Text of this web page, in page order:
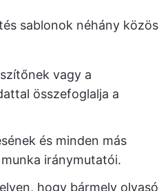
sablonok néhány közös
vagy a
összefoglalja a
és minden más
iránymutatói.
hogy bármely olvasó